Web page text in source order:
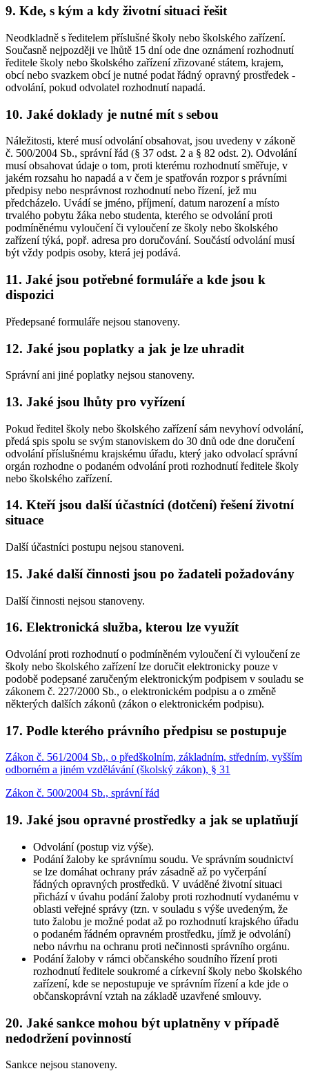
9. Kde, s kým a kdy životní situaci řešit
Neodkladně s ředitelem příslušné školy nebo školského zařízení.
Současně nejpozději ve lhůtě 15 dní ode dne oznámení rozhodnutí
ředitele školy nebo školského zařízení zřizované státem, krajem,
obcí nebo svazkem obcí je nutné podat řádný opravný prostředek -
odvolání, pokud odvolatel rozhodnutí napadá.
10. Jaké doklady je nutné mít s sebou
Náležitosti, které musí odvolání obsahovat, jsou uvedeny v zákoně
č. 500/2004 Sb., správní řád (§ 37 odst. 2 a § 82 odst. 2). Odvolání
musí obsahovat údaje o tom, proti kterému rozhodnutí směřuje, v
jakém rozsahu ho napadá a v čem je spatřován rozpor s právními
předpisy nebo nesprávnost rozhodnutí nebo řízení, jež mu
předcházelo. Uvádí se jméno, příjmení, datum narození a místo
trvalého pobytu žáka nebo studenta, kterého se odvolání proti
podmíněnému vyloučení či vyloučení ze školy nebo školského
zařízení týká, popř. adresa pro doručování. Součástí odvolání musí
být vždy podpis osoby, která jej podává.
11. Jaké jsou potřebné formuláře a kde jsou k
dispozici
Předepsané formuláře nejsou stanoveny.
12. Jaké jsou poplatky a jak je lze uhradit
Správní ani jiné poplatky nejsou stanoveny.
13. Jaké jsou lhůty pro vyřízení
Pokud ředitel školy nebo školského zařízení sám nevyhoví odvolání,
předá spis spolu se svým stanoviskem do 30 dnů ode dne doručení
odvolání příslušnému krajskému úřadu, který jako odvolací správní
orgán rozhodne o podaném odvolání proti rozhodnutí ředitele školy
nebo školského zařízení.
14. Kteří jsou další účastníci (dotčení) řešení životní
situace
Další účastníci postupu nejsou stanoveni.
15. Jaké další činnosti jsou po žadateli požadovány
Další činnosti nejsou stanoveny.
16. Elektronická služba, kterou lze využít
Odvolání proti rozhodnutí o podmíněném vyloučení či vyloučení ze
školy nebo školského zařízení lze doručit elektronicky pouze v
podobě podepsané zaručeným elektronickým podpisem v souladu se
zákonem č. 227/2000 Sb., o elektronickém podpisu a o změně
některých dalších zákonů (zákon o elektronickém podpisu).
17. Podle kterého právního předpisu se postupuje
Zákon č. 561/2004 Sb., o předškolním, základním, středním, vyšším
odborném a jiném vzdělávání (školský zákon), § 31
Zákon č. 500/2004 Sb., správní řád
19. Jaké jsou opravné prostředky a jak se uplatňují
Odvolání (postup viz výše).
Podání žaloby ke správnímu soudu. Ve správním soudnictví
se lze domáhat ochrany práv zásadně až po vyčerpání
řádných opravných prostředků. V uváděné životní situaci
přichází v úvahu podání žaloby proti rozhodnutí vydanému v
oblasti veřejné správy (tzn. v souladu s výše uvedeným, že
tuto žalobu je možné podat až po rozhodnutí krajského úřadu
o podaném řádném opravném prostředku, jímž je odvolání)
nebo návrhu na ochranu proti nečinnosti správního orgánu.
Podání žaloby v rámci občanského soudního řízení proti
rozhodnutí ředitele soukromé a církevní školy nebo školského
zařízení, kde se nepostupuje ve správním řízení a kde jde o
občanskoprávní vztah na základě uzavřené smlouvy.
20. Jaké sankce mohou být uplatněny v případě
nedodržení povinností
Sankce nejsou stanoveny.